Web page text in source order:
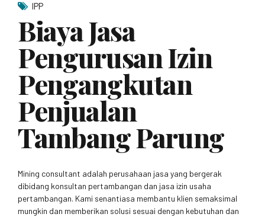
IPP
Biaya Jasa
Pengurusan Izin
Pengangkutan
Penjualan
Tambang Parung
Mining consultant adalah perusahaan jasa yang bergerak
dibidang konsultan pertambangan dan jasa izin usaha
pertambangan. Kami senantiasa membantu klien semaksimal
mungkin dan memberikan solusi sesuai dengan kebutuhan dan